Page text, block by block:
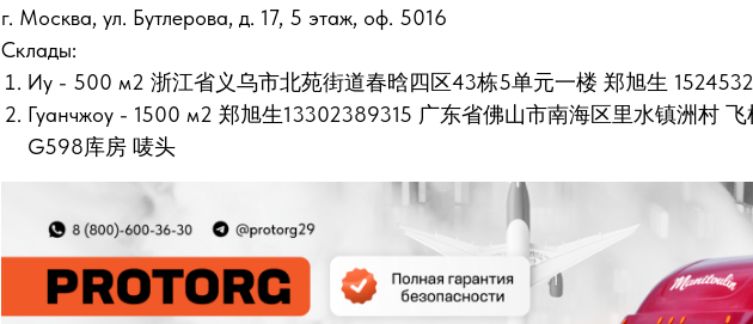
г. Москва, ул. Бутлерова, д. 17, 5 этаж, оф. 5016
Склады:
Иу - 500 м2 浙江省义乌市北苑街道春晗四区43栋5单元一楼 郑旭生
Гуанчжоу - 1500 м2 郑旭生13302389315 广东省佛山市南海区里水镇洲村 飞
G598库房 唛头